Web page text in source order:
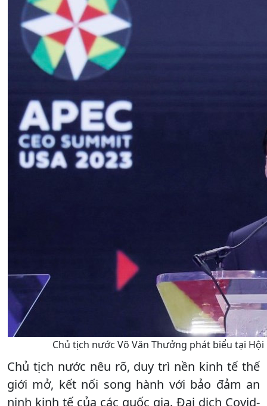
Chủ tịch nước Võ Văn Thưởng phát biểu tại
Chủ tịch nước nêu rõ, duy trì nền kinh tế thế
giới mở, kết nối song hành với bảo đảm an
ninh kinh tế của các quốc gia. Đại dịch Covid-